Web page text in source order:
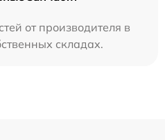
от производителя в
складах.